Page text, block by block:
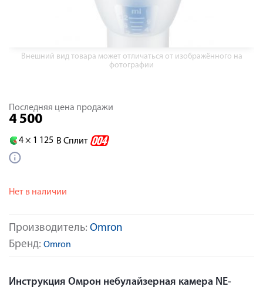
Внешний вид товара может отличаться от изображённого на
фотографии
Производитель: Omron
Бренд: Omron
Последняя цена продажи
4 500
4 × 1 125 В Сплит
Нет в наличии
Инструкция Омрон небулайзерная камера NE-